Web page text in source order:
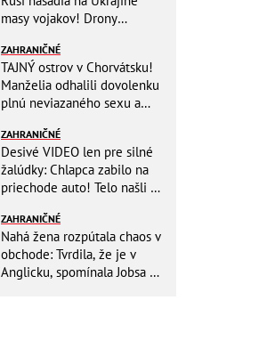
masy vojakov! Drony
ZAHRANIČNÉ
TAJNÝ ostrov v Chorvátsku!
Manželia odhalili dovolenku
plnú neviazaného sexu a
ZAHRANIČNÉ
Desivé VIDEO len pre silné
žalúdky: Chlapca zabilo na
priechode auto! Telo našli o
ZAHRANIČNÉ
Nahá žena rozpútala chaos v
obchode: Tvrdila, že je v
Anglicku, spomínala Jobsa aj